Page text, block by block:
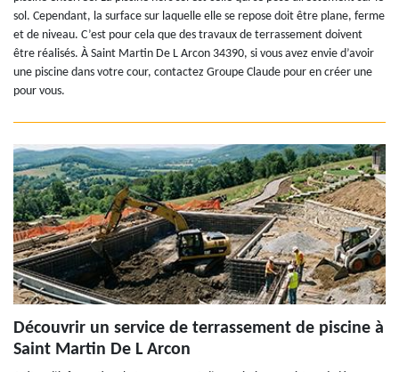
sol. Cependant, la surface sur laquelle elle se repose doit être plane, ferme
et de niveau. C’est pour cela que des travaux de terrassement doivent
être réalisés. À Saint Martin De L Arcon 34390, si vous avez envie d’avoir
une piscine dans votre cour, contactez Groupe Claude pour en créer une
pour vous.
Découvrir un service de terrassement de piscine à
Saint Martin De L Arcon